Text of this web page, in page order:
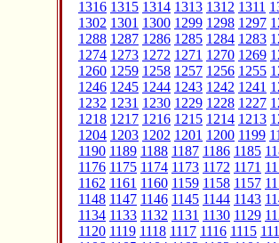
1316 1315 1314 1313 1312 1311
1302 1301 1300 1299 1298 1297
1288 1287 1286 1285 1284 1283
1274 1273 1272 1271 1270 1269
1260 1259 1258 1257 1256 1255
1246 1245 1244 1243 1242 1241
1232 1231 1230 1229 1228 1227
1218 1217 1216 1215 1214 1213
1204 1203 1202 1201 1200 1199
1190 1189 1188 1187 1186 1185
1176 1175 1174 1173 1172 1171
1162 1161 1160 1159 1158 1157
1148 1147 1146 1145 1144 1143
1134 1133 1132 1131 1130 1129
1120 1119 1118 1117 1116 1115